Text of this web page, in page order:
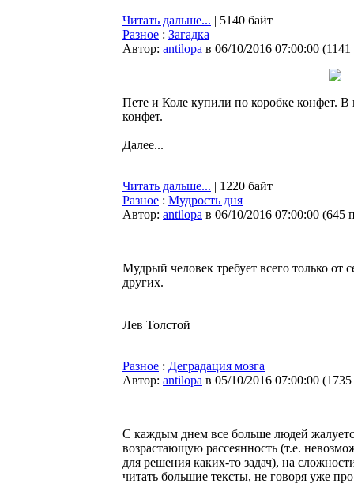
Читать дальше... | 5140 байт
Разное : Загадка
Автор: antilopa в 06/10/2016 07:00:00 (
Пете и Коле купили по коробке конфет. В
конфет.
Далее...
Читать дальше... | 1220 байт
Разное : Мудрость дня
Автор: antilopa в 06/10/2016 07:00:00 (645
Мудрый человек требует всего только от
других.
Лев Толстой
Разное : Деградация мозга
Автор: antilopa в 05/10/2016 07:00:00 (
С каждым днем все больше людей
возрастающую рассеянность (т.е.
для решения каких-то задач), на
читать большие тексты, не говоря уже